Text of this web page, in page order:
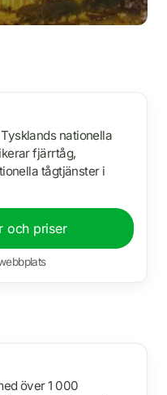
nationella
fjärrtåg,
tågtjänster i
och priser
över 1 000